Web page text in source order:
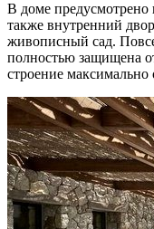
В доме предусмотрено
также внутренний
живописный сад.
полностью защищена
строение